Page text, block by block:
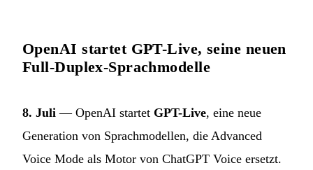
OpenAI startet GPT-Live, seine neuen
Full-Duplex-Sprachmodelle
8. Juli — OpenAI startet GPT-Live, eine neue
Generation von Sprachmodellen, die Advanced
Voice Mode als Motor von ChatGPT Voice ersetzt.